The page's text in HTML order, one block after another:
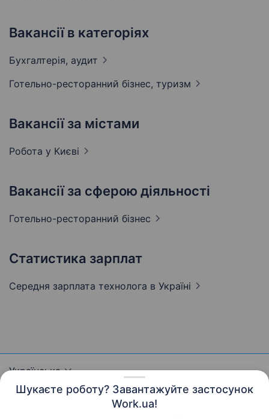
Шукаєте роботу? Завантажуйте застосунок
Work.ua!
Вакансії в категоріях
Бухгалтерія, аудит
Готельно-ресторанний бізнес, туризм
Вакансії за містами
Робота у Києві
Вакансії за сферою діяльності
Готельно-ресторанний бізнес
Статистика зарплат
Середня зарплата технолога в Україні
Українська